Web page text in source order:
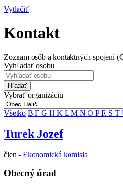
Vytlačiť
Kontakt
Zoznam osôb a kontaktných spojení
Vyhľadať osobu
Hľadať
Vybrať organizáciu
Všetko B F G H K L M N O PR S T
Turek Jozef
člen - Ekonomická komisia
Obecný úrad